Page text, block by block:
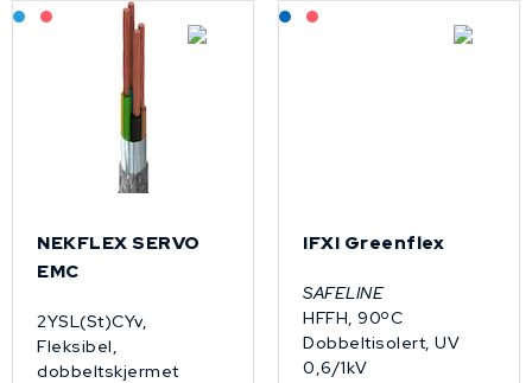
Bestilling: 2-3 uker
På forespørsel
NEKFLEX SERVO
EMC
2YSL(St)CYv,
Fleksibel,
dobbeltskjermet
Lagerført: NEK Kabel
IFXI Greenflex
SAFELINE
HFFH, 90ºC
Dobbeltisolert, UV
0,6/1kV